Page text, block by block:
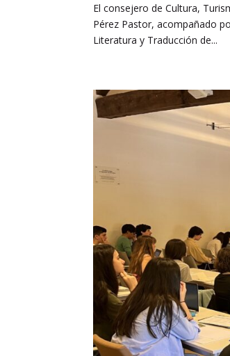
El consejero de Cultura,
Pérez Pastor, acompañado
Literatura y Traducción de...